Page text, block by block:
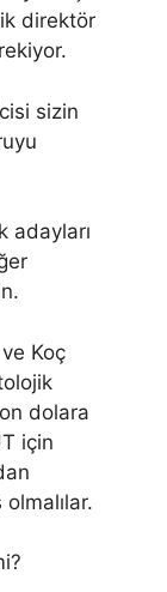
direktör
sizin
adayları
Koç
dolara
için
olmalılar.